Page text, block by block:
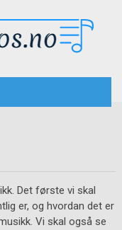
Det første vi skal
er, og hvordan det er
Vi skal også se